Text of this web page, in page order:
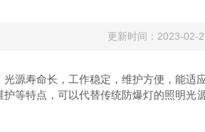
更新时间：2023-
源寿命长，工作稳定，维护方便，能
等特点，可以代替传统防爆灯的照明